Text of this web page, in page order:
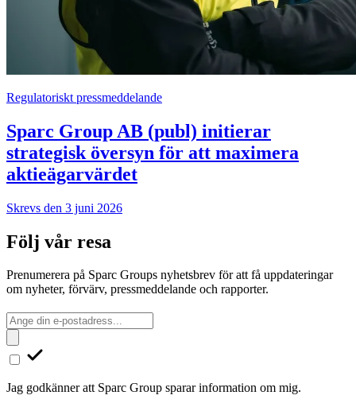
Regulatoriskt pressmeddelande
Sparc Group AB (publ) initierar
strategisk översyn för att maximera
aktieägarvärdet
Skrevs den 3 juni 2026
Följ vår resa
Prenumerera på Sparc Groups nyhetsbrev för att få uppdateringar
om nyheter, förvärv, pressmeddelande och rapporter.
Jag godkänner att Sparc Group sparar information om mig.